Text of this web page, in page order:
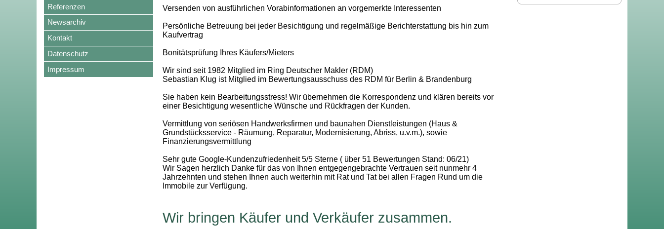
Referenzen
Newsarchiv
Kontakt
Datenschutz
Impressum
Versenden von ausführlichen Vorabinformationen an vorgemerkte Interessenten
Persönliche Betreuung bei jeder Besichtigung und regelmäßige Berichterstattung bis hin zum
Kaufvertrag
Bonitätsprüfung Ihres Käufers/Mieters
Wir sind seit 1982 Mitglied im Ring Deutscher Makler (RDM)
Sebastian Klug ist Mitglied im Bewertungsausschuss des RDM für Berlin & Brandenburg
Sie haben kein Bearbeitungsstress! Wir übernehmen die Korrespondenz und klären bereits vor
einer Besichtigung wesentliche Wünsche und Rückfragen der Kunden.
Vermittlung von seriösen Handwerksfirmen und baunahen Dienstleistungen (Haus &
Grundstücksservice - Räumung, Reparatur, Modernisierung, Abriss, u.v.m.), sowie
Finanzierungsvermittlung
Sehr gute Google-Kundenzufriedenheit 5/5 Sterne ( über 51 Bewertungen Stand: 06/21)
Wir Sagen herzlich Danke für das von Ihnen entgegengebrachte Vertrauen seit nunmehr 4
Jahrzehnten und stehen Ihnen auch weiterhin mit Rat und Tat bei allen Fragen Rund um die
Immobile zur Verfügung.
Wir bringen Käufer und Verkäufer zusammen.